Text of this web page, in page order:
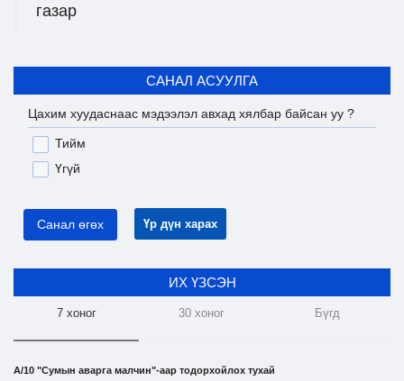
газар
САНАЛ АСУУЛГА
Цахим хуудаснаас мэдээлэл авхад хялбар байсан уу ?
Тийм
Үгүй
Санал өгөх Үр дүн харах
ИХ ҮЗСЭН
7 хоног 30 хоног Бүгд
А/10 "Сумын аварга малчин"-аар тодорхойлох тухай